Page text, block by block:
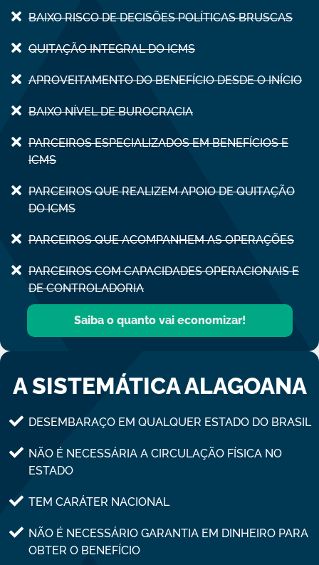
BAIXO RISCO DE DECISÕES POLÍTICAS BRUSCAS
QUITAÇÃO INTEGRAL DO ICMS
APROVEITAMENTO DO BENEFÍCIO DESDE O INÍCIO
BAIXO NÍVEL DE BUROCRACIA
PARCEIROS ESPECIALIZADOS EM BENEFÍCIOS E
ICMS
PARCEIROS QUE REALIZEM APOIO DE QUITAÇÃO
DO ICMS
PARCEIROS QUE ACOMPANHEM AS OPERAÇÕES
PARCEIROS COM CAPACIDADES OPERACIONAIS E
DE CONTROLADORIA
Saiba o quanto vai economizar!
A SISTEMÁTICA ALAGOANA
DESEMBARAÇO EM QUALQUER ESTADO DO BRASIL
NÃO É NECESSÁRIA A CIRCULAÇÃO FÍSICA NO
ESTADO
TEM CARÁTER NACIONAL
NÃO É NECESSÁRIO GARANTIA EM DINHEIRO PARA
OBTER O BENEFÍCIO